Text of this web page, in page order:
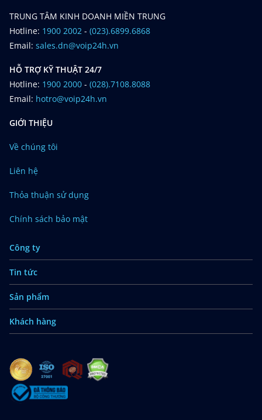
TRUNG TÂM KINH DOANH MIỀN TRUNG
Hotline: 1900 2002 - (023).6899.6868
Email: sales.dn@voip24h.vn
HỖ TRỢ KỸ THUẬT 24/7
Hotline: 1900 2000 - (028).7108.8088
Email: hotro@voip24h.vn
GIỚI THIỆU
Về chúng tôi
Liên hệ
Thỏa thuận sử dụng
Chính sách bảo mật
Công ty
Tin tức
Sản phẩm
Khách hàng